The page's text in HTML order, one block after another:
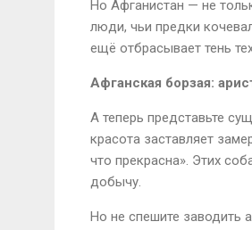
Но Афганистан — не
люди, чьи предки
ещё отбрасывает тень
Афганская борзая:
А теперь представьте
красота заставляет
что прекрасна». Этих
добычу.
Но не спешите заводить